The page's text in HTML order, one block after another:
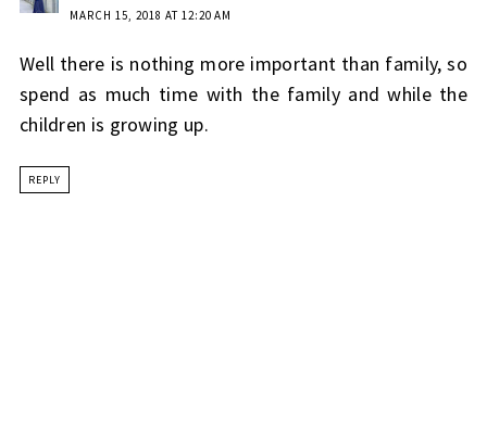
MARCH 15, 2018 AT 12:20 AM
Well there is nothing more important than family, so
spend as much time with the family and while the
children is growing up.
REPLY